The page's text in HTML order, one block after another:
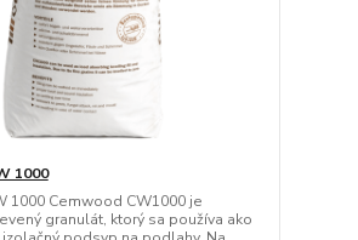
1000
1000 Cemwood CW1000 je
granulát, ktorý sa používa ako